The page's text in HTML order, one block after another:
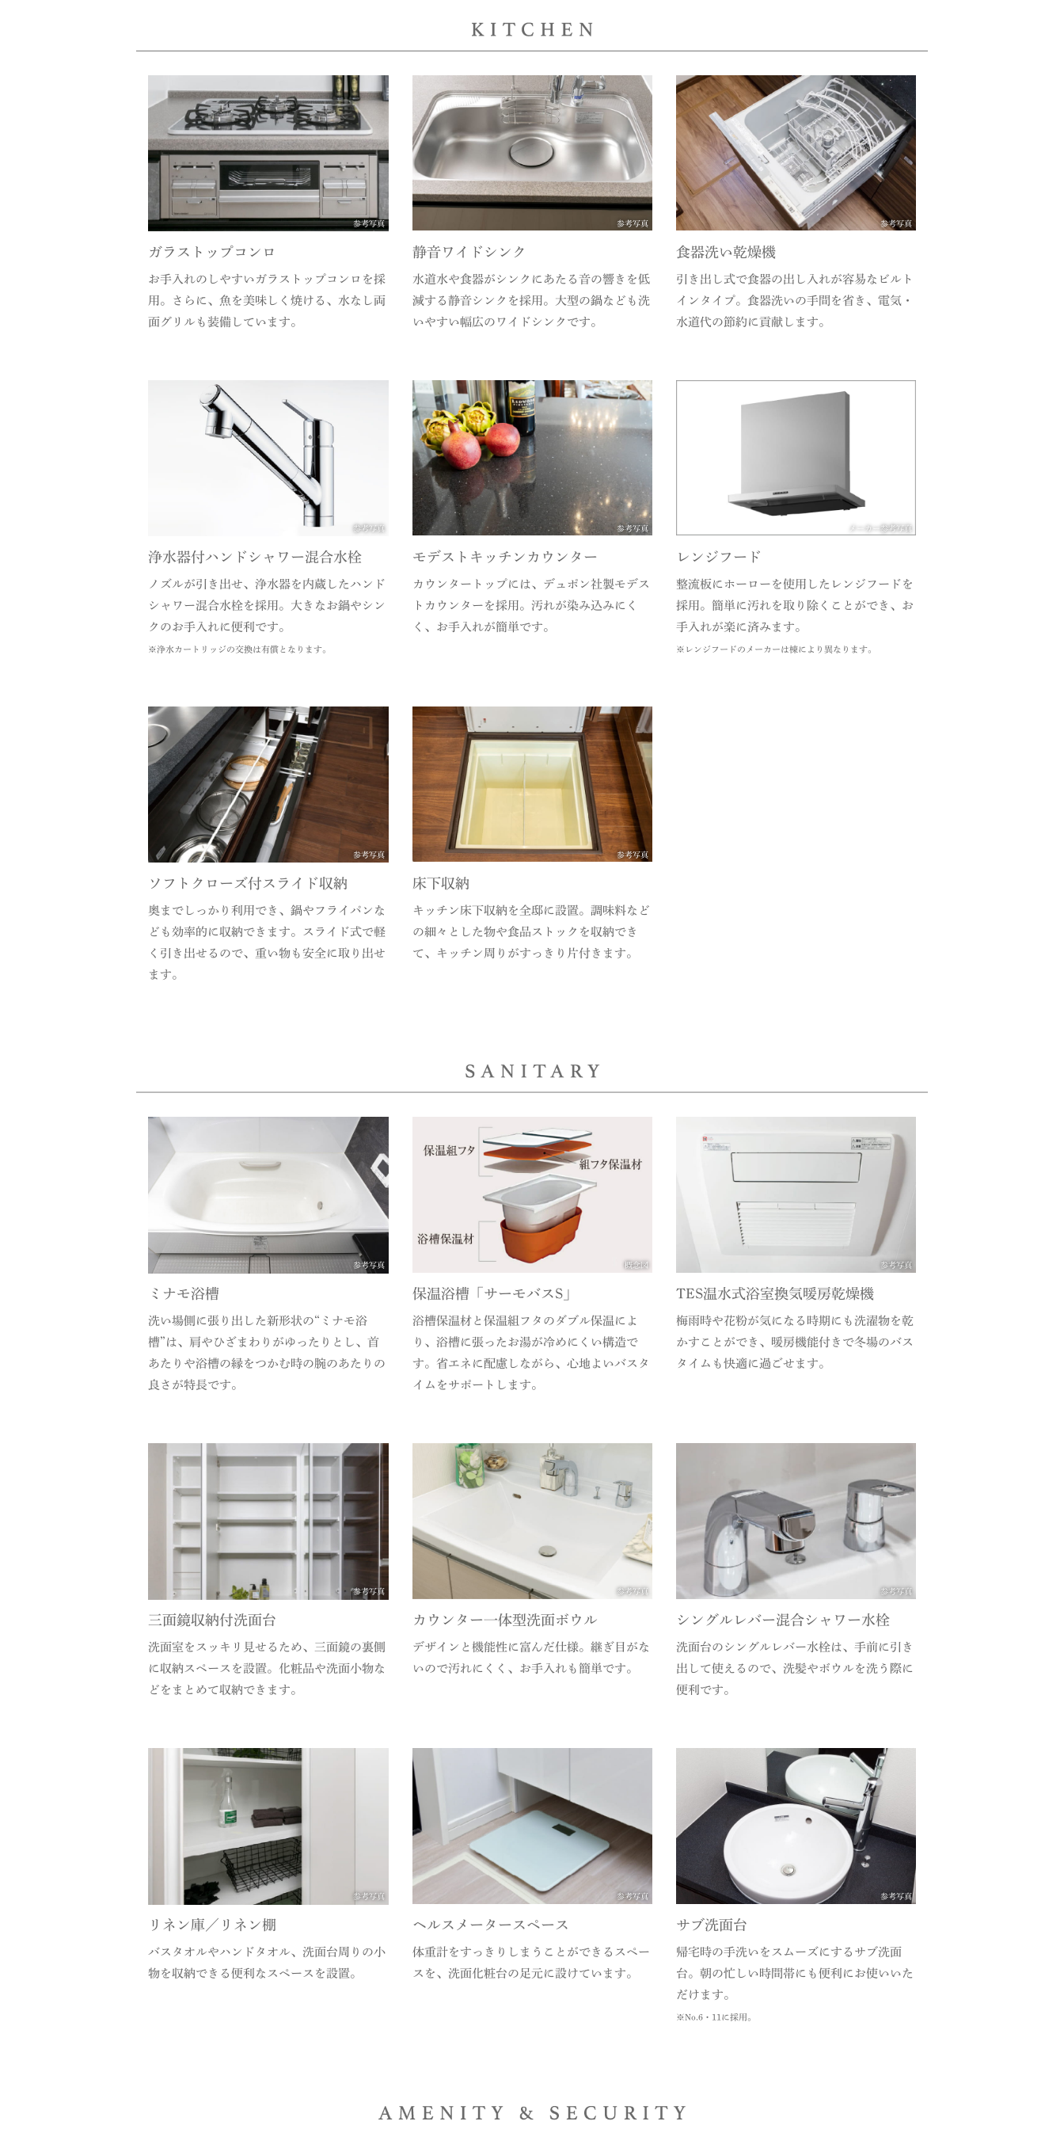
参考写真
ガラストップコンロ
お手入れのしやすいガラストップコンロを採
用。さらに、魚を美味しく焼ける、水なし両
面グリルも装備しています。
参考写真
静音ワイドシンク
水道水や食器がシンクにあたる音の響きを低
減する静音シンクを採用。大型の鍋なども洗
いやすい幅広のワイドシンクです。
参考写真
食器洗い乾燥機
引き出し式で食器の出し入れが容易なビルト
インタイプ。食器洗いの手間を省き、電気・
水道代の節約に貢献します。
参考写真
浄水器付ハンドシャワー混合水栓
ノズルが引き出せ、浄水器を内蔵したハンド
シャワー混合水栓を採用。大きなお鍋やシン
クのお手入れに便利です。
※浄水カートリッジの交換は有償となります。
参考写真
モデストキッチンカウンター
カウンタートップには、デュポン社製モデス
トカウンターを採用。汚れが染み込みにく
く、お手入れが簡単です。
メーカー参考写真
レンジフード
整流板にホーローを使用したレンジフードを
採用。簡単に汚れを取り除くことができ、お
手入れが楽に済みます。
※レンジフードのメーカーは棟により異なります。
参考写真
ソフトクローズ付スライド収納
奥までしっかり利用でき、鍋やフライパンな
ども効率的に収納できます。スライド式で軽
く引き出せるので、重い物も安全に取り出せ
ます。
参考写真
床下収納
キッチン床下収納を全邸に設置。調味料など
の細々とした物や食品ストックを収納でき
て、キッチン周りがすっきり片付きます。
参考写真
ミナモ浴槽
洗い場側に張り出した新形状の“ミナモ浴
槽”は、肩やひざまわりがゆったりとし、首
あたりや浴槽の縁をつかむ時の腕のあたりの
良さが特長です。
概念図
保温浴槽「サーモバスS」
浴槽保温材と保温組フタのダブル保温によ
り、浴槽に張ったお湯が冷めにくい構造で
す。省エネに配慮しながら、心地よいバスタ
イムをサポートします。
参考写真
TES温水式浴室換気暖房乾燥機
梅雨時や花粉が気になる時期にも洗濯物を乾
かすことができ、暖房機能付きで冬場のバス
タイムも快適に過ごせます。
参考写真
三面鏡収納付洗面台
洗面室をスッキリ見せるため、三面鏡の裏側
に収納スペースを設置。化粧品や洗面小物な
どをまとめて収納できます。
参考写真
カウンター一体型洗面ボウル
デザインと機能性に富んだ仕様。継ぎ目がな
いので汚れにくく、お手入れも簡単です。
参考写真
シングルレバー混合シャワー水栓
洗面台のシングルレバー水栓は、手前に引き
出して使えるので、洗髪やボウルを洗う際に
便利です。
参考写真
リネン庫／リネン棚
バスタオルやハンドタオル、洗面台周りの小
物を収納できる便利なスペースを設置。
参考写真
ヘルスメータースペース
体重計をすっきりしまうことができるスペー
スを、洗面化粧台の足元に設けています。
参考写真
サブ洗面台
帰宅時の手洗いをスムーズにするサブ洗面
台。朝の忙しい時間帯にも便利にお使いいた
だけます。
※No.6・11に採用。